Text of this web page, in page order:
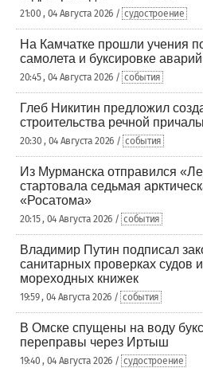
21:00 , 04 Августа 2026 / судостроение
На Камчатке прошли учения
самолета и буксировке
20:45 , 04 Августа 2026 / события
Глеб Никитин предложил
строительства речной
20:30 , 04 Августа 2026 / события
Из Мурманска отправился
стартовала седьмая
«Росатома»
20:15 , 04 Августа 2026 / события
Владимир Путин подписал
санитарных проверках судов
мореходных книжек
19:59 , 04 Августа 2026 / события
В Омске спущены на воду
переправы через Иртыш
19:40 , 04 Августа 2026 / судостроение